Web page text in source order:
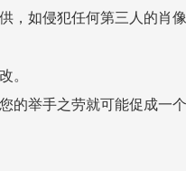
，如侵犯任何第三人的肖
。
的举手之劳就可能促成一